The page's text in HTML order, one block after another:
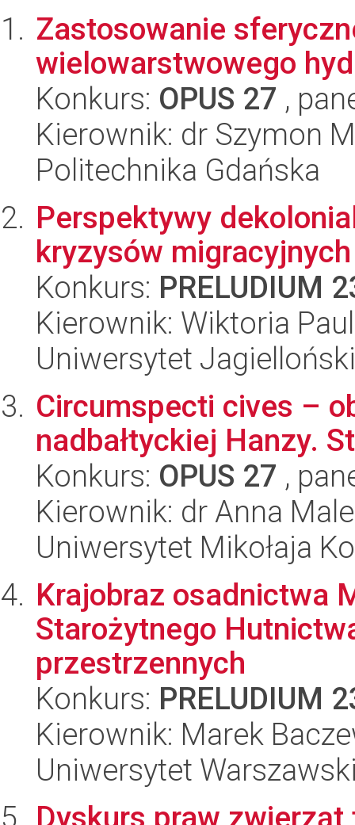
Zastosowanie
wielowarstwowego
Konkurs: OPUS 27 ,
Kierownik: dr Szymon
Politechnika Gdańska
Perspektywy
kryzysów
Konkurs: PRELUDIUM
Kierownik: Wiktoria
Uniwersytet Jagielloński
Circumspecti cives –
nadbałtyckiej Hanzy.
Konkurs: OPUS 27 ,
Kierownik: dr Anna
Uniwersytet Mikołaja
Krajobraz osadnictwa
Starożytnego
przestrzennych
Konkurs: PRELUDIUM
Kierownik: Marek
Uniwersytet
Dyskurs praw